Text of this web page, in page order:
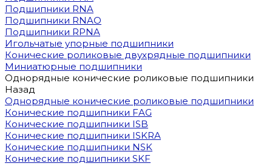
Подшипники RNA
Подшипники RNAO
Подшипники RPNA
Игольчатые упорные подшипники
Конические роликовые двухрядные подшипники
Миниатюрные подшипники
Однорядные конические роликовые подшипники
Назад
Однорядные конические роликовые подшипники
Конические подшипники FAG
Конические подшипники ISB
Конические подшипники ISKRA
Конические подшипники NSK
Конические подшипники SKF